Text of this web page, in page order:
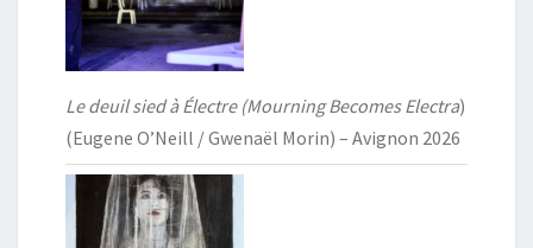
Le deuil sied à Électre (Mourning Becomes Electra)
(Eugene O’Neill / Gwenaël Morin) – Avignon 2026